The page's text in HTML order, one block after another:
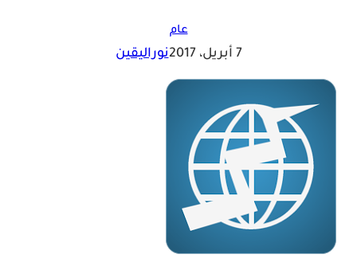
عام
7 أبريل، 2017 نوراليقين